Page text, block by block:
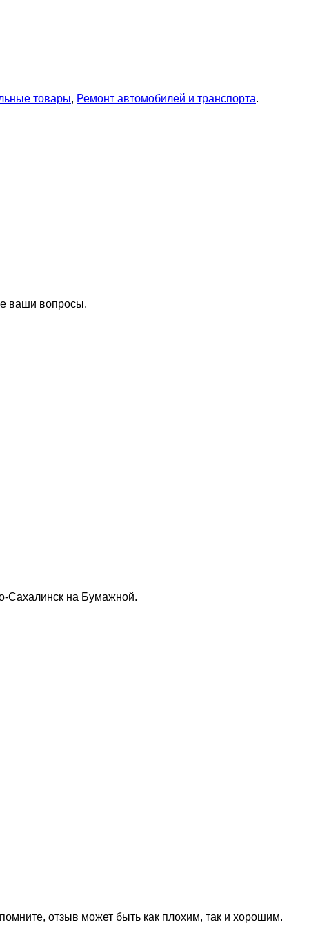
товары, Ремонт автомобилей и транспорта.
ваши вопросы.
Сахалинск на Бумажной.
отзыв может быть как плохим, так и хорошим.